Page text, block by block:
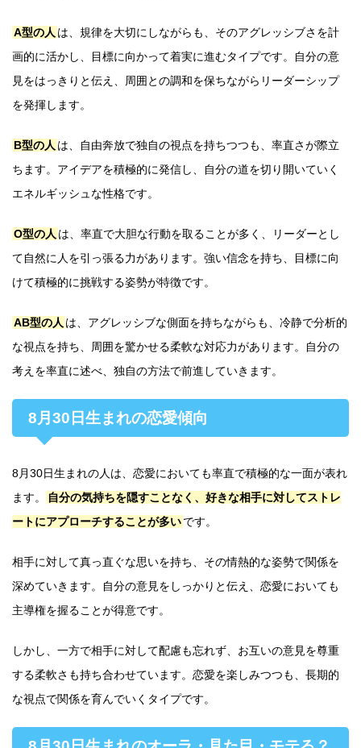
A型の人 は、規律を大切にしながらも、そのアグレッシブさを計
画的に活かし、目標に向かって着実に進むタイプです。自分の意
見をはっきりと伝え、周囲との調和を保ちながらリーダーシップ
を発揮します。
B型の人 は、自由奔放で独自の視点を持ちつつも、率直さが際立
ちます。アイデアを積極的に発信し、自分の道を切り開いていく
エネルギッシュな性格です。
O型の人 は、率直で大胆な行動を取ることが多く、リーダーとし
て自然に人を引っ張る力があります。強い信念を持ち、目標に向
けて積極的に挑戦する姿勢が特徴です。
AB型の人 は、アグレッシブな側面を持ちながらも、冷静で分析的
な視点を持ち、周囲を驚かせる柔軟な対応力があります。自分の
考えを率直に述べ、独自の方法で前進していきます。
8月30日生まれの恋愛傾向
8月30日生まれの人は、恋愛においても率直で積極的な一面が表れ
ます。
自分の気持ちを隠すことなく、好きな相手に対してストレ
ートにアプローチすることが多いです。
相手に対して真っ直ぐな思いを持ち、その情熱的な姿勢で関係を
深めていきます。自分の意見をしっかりと伝え、恋愛においても
主導権を握ることが得意です。
しかし、一方で相手に対して配慮も忘れず、お互いの意見を尊重
する柔軟さも持ち合わせています。恋愛を楽しみつつも、長期的
な視点で関係を育んでいくタイプです。